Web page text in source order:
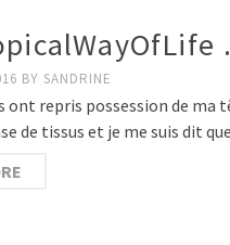
BY SANDRINE
ont repris possession de ma
de tissus et je me suis dit